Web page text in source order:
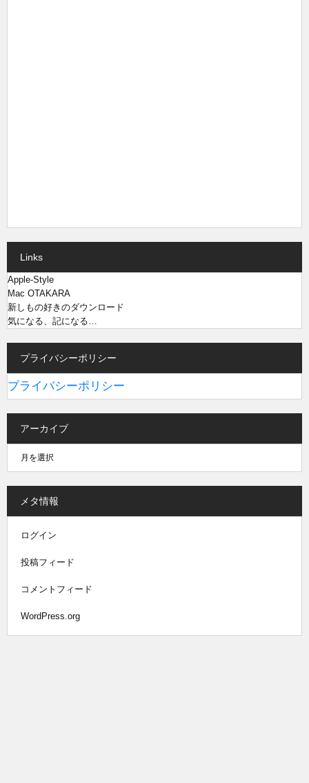
Links
Apple-Style
Mac OTAKARA
新しもの好きのダウンロード
気になる、記になる…
プライバシーポリシー
プライバシーポリシー
アーカイブ
メタ情報
ログイン
投稿フィード
コメントフィード
WordPress.org